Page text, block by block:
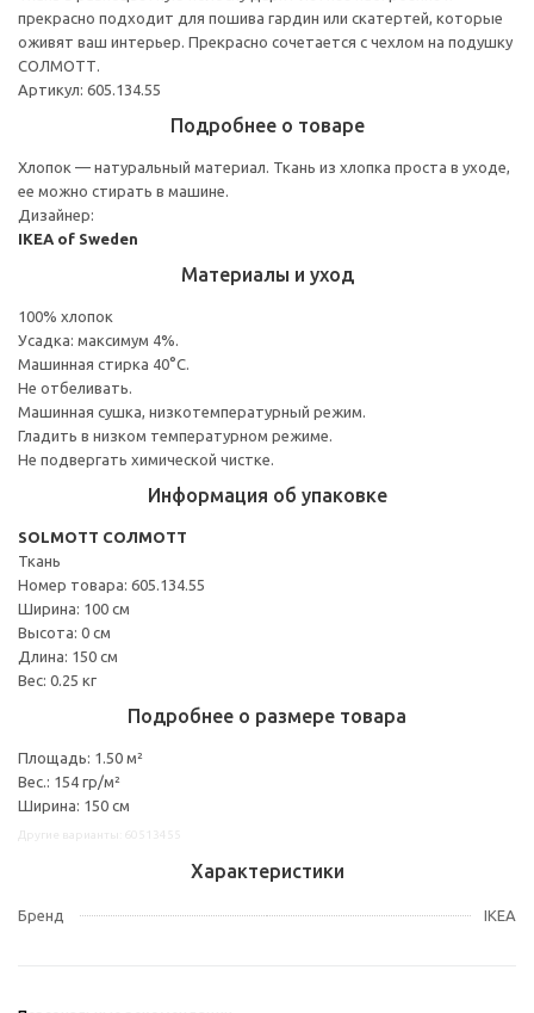
прекрасно подходит для пошива гардин или скатертей, которые
оживят ваш интерьер. Прекрасно сочетается с чехлом на подушку
СОЛМОТТ.
Артикул: 605.134.55
Подробнее о товаре
Хлопок — натуральный материал. Ткань из хлопка проста в уходе,
ее можно стирать в машине.
Дизайнер:
IKEA of Sweden
Материалы и уход
100% хлопок
Усадка: максимум 4%.
Машинная стирка 40°С.
Не отбеливать.
Машинная сушка, низкотемпературный режим.
Гладить в низком температурном режиме.
Не подвергать химической чистке.
Информация об упаковке
SOLMOTT СОЛМОТТ
Ткань
Номер товара: 605.134.55
Ширина: 100 см
Высота: 0 см
Длина: 150 см
Вес: 0.25 кг
Подробнее о размере товара
Площадь: 1.50 м²
Вес.: 154 гр/м²
Ширина: 150 см
Характеристики
Бренд IKEA